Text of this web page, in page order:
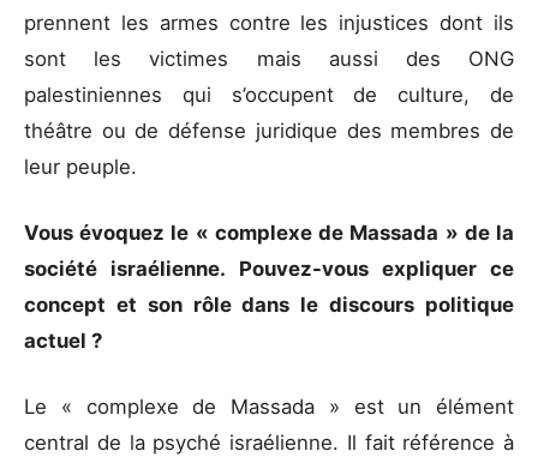
prennent les armes contre les injustices dont ils
sont les victimes mais aussi des ONG
palestiniennes qui s’occupent de culture, de
théâtre ou de défense juridique des membres de
leur peuple.
Vous évoquez le « complexe de Massada » de la
société israélienne. Pouvez-vous expliquer ce
concept et son rôle dans le discours politique
actuel ?
Le « complexe de Massada » est un élément
central de la psyché israélienne. Il fait référence à